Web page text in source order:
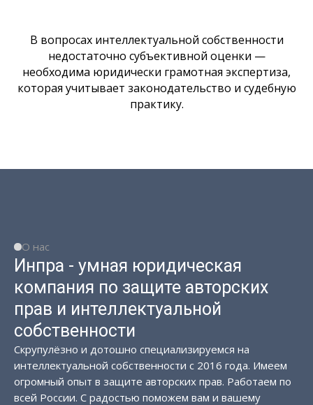
В вопросах интеллектуальной собственности
недостаточно субъективной оценки —
необходима юридически грамотная экспертиза,
которая учитывает законодательство и судебную
практику.
О нас
Инпра - умная юридическая
компания по защите авторских
прав и интеллектуальной
собственности
Скрупулёзно и дотошно специализируемся на
интеллектуальной собственности с 2016 года. Имеем
огромный опыт в защите авторских прав. Работаем по
всей России. С радостью поможем вам и вашему